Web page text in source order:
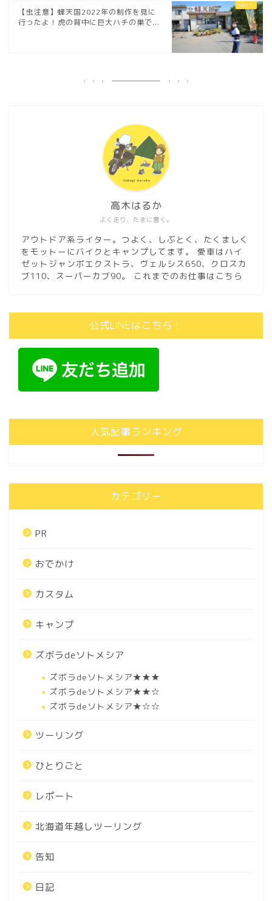
【虫注意】蜂天国2022年の制作を見に
行ったよ！虎の背中に巨大ハチの巣で...
よく走り、たまに書く。
高木はるか
アウトドア系ライター。つよく、しぶとく、たくましく
をモットーにバイクとキャンプしてます。 愛車はハイ
ゼットジャンボエクストラ、ヴェルシス650、クロスカ
ブ110、スーパーカブ90。
これまでのお仕事はこちら
公式LINEはこちら！
人気記事ランキング
カテゴリー
PR
おでかけ
カスタム
キャンプ
ズボラdeソトメシア
ズボラdeソトメシア★★★
ズボラdeソトメシア★★☆
ズボラdeソトメシア★☆☆
ツーリング
ひとりごと
レポート
北海道年越しツーリング
告知
日記